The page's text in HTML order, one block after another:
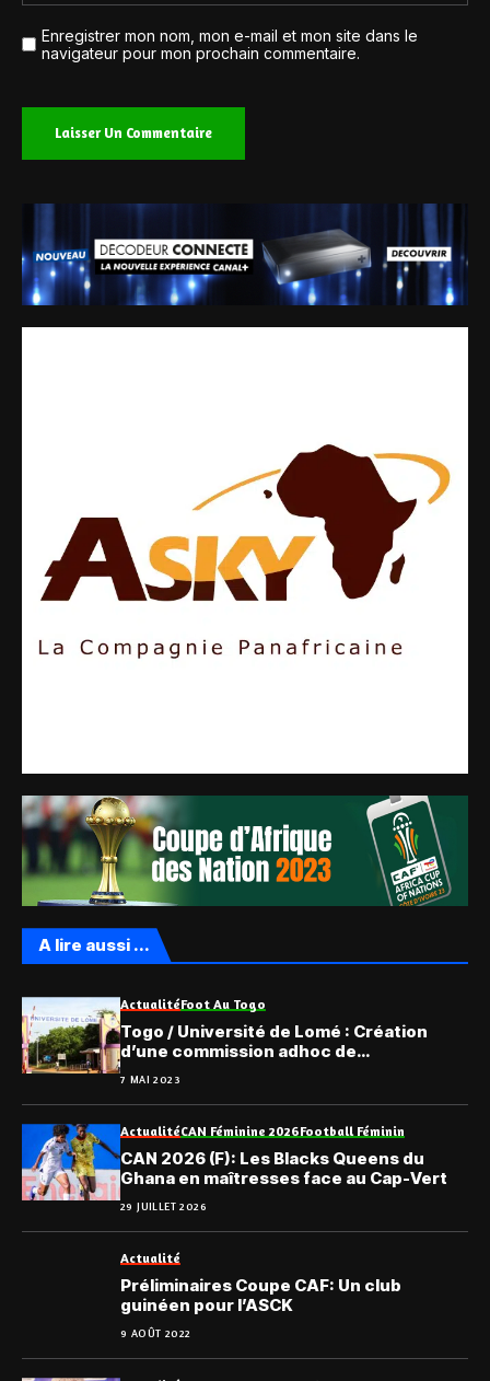
Enregistrer mon nom, mon e-mail et mon site dans le
navigateur pour mon prochain commentaire.
A lire aussi ...
ActualitéFoot Au Togo
Togo / Université de Lomé : Création
d’une commission adhoc de
professionalisation des Sports
7 MAI 2023
ActualitéCAN Féminine 2026Football Féminin
CAN 2026 (F): Les Blacks Queens du
Ghana en maîtresses face au Cap-Vert
29 JUILLET 2026
Actualité
Préliminaires Coupe CAF: Un club
guinéen pour l’ASCK
9 AOÛT 2022